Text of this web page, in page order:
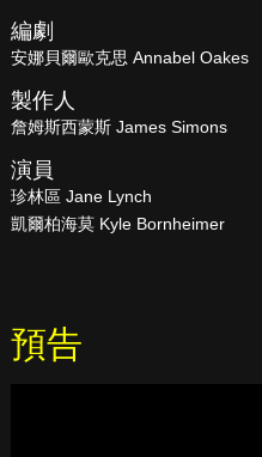
編劇
安娜貝爾歐克思 Annabel Oakes
製作人
詹姆斯西蒙斯 James Simons
演員
珍林區 Jane Lynch
凱爾柏海莫 Kyle Bornheimer
預告